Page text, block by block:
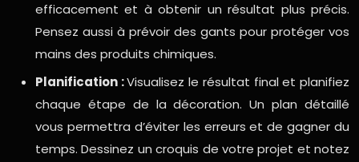
efficacement et à obtenir un résultat plus précis.
Pensez aussi à prévoir des gants pour protéger vos
mains des produits chimiques.
Planification :Visualisez le résultat final et planifiez
chaque étape de la décoration. Un plan détaillé
vous permettra d’éviter les erreurs et de gagner du
temps. Dessinez un croquis de votre projet et notez